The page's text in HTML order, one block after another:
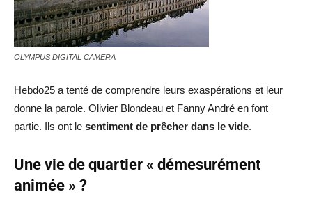
OLYMPUS DIGITAL CAMERA
Hebdo25 a tenté de comprendre leurs exaspérations et leur
donne la parole. Olivier Blondeau et Fanny André en font
partie. Ils ont le sentiment de prêcher dans le vide.
Une vie de quartier « démesurément
animée » ?